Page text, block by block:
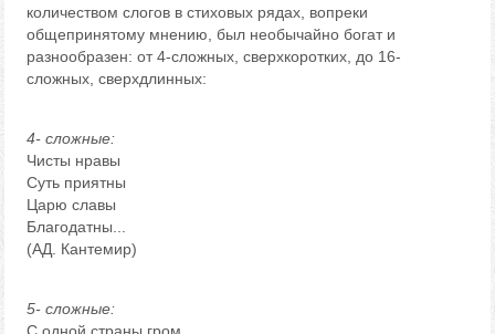
количеством слогов в стиховых рядах, вопреки
общепринятому мнению, был необычайно богат и
разнообразен: от 4-сложных, сверхкоротких, до 16-
сложных, сверхдлинных:
4- сложные:
Чисты нравы
Суть приятны
Царю славы
Благодатны...
(АД. Кантемир)
5- сложные: